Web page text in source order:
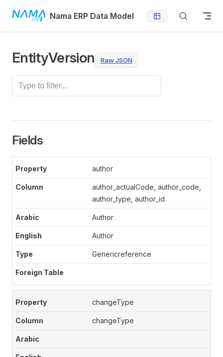
Skip to contentNama ERP Data Model
EntityVersion Raw JSON
Fields
author
author_actualCode, author_code,
author_type, author_id
Author
Author
Genericreference
changeType
changeType